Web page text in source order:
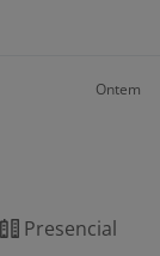
Ontem
Presencial